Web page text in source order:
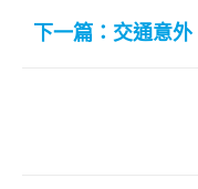
下一篇：交通意